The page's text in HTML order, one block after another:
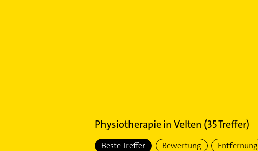
Physiotherapiein Velten (35Treffer)
Beste Treffer Bewertung Entfernung